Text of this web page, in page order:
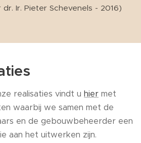
dr. Ir. Pieter Schevenels - 2016)
realisaties vindt u hier met
waarbij we samen met de
en de gebouwbeheerder een
aan het uitwerken zijn.